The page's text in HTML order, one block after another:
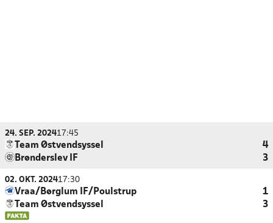
24. SEP. 202417:45
Team Østvendsyssel
4
Brønderslev IF
3
02. OKT. 202417:30
Vraa/Børglum IF/Poulstrup
1
Team Østvendsyssel
3